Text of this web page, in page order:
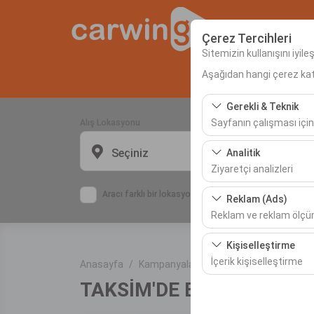
Çerez Tercihleri
Sitemizin kullanışını
Aşağıdan hangi çerez
Gerekli & Teknik
Sayfanın çalışması
Bu çerezler sitenin
bırakılamaz.
Analitik
Ziyaretçi analizleri
Bu çerezler, sitemizin
etmemizi sağlar. Bu
Reklam (Ads)
Reklam ve reklam
Bu çerezler, size ilgi
etkinliğini (gösterim
Kişiselleştirme
İçerik kişiselleştirme
deneyiminizin
Seçiniz
Aracı farklı bir lokasyona bırakacağım
Anasayfa Kampanyalar TAKSİM'DE BİR GÜN
TAKSİM'DE BİR GÜN